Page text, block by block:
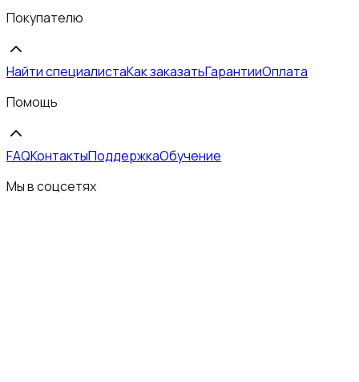
Покупателю
Найти специалистаКак заказатьГарантииОплата
Помощь
FAQКонтактыПоддержкаОбучение
Мы в соцсетях